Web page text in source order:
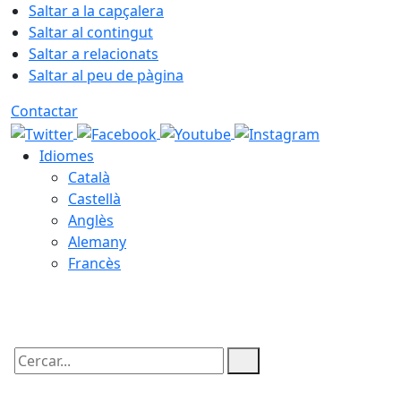
Saltar a la capçalera
Saltar al contingut
Saltar a relacionats
Saltar al peu de pàgina
Contactar
Idiomes
Català
Castellà
Anglès
Alemany
Francès
Cercar: